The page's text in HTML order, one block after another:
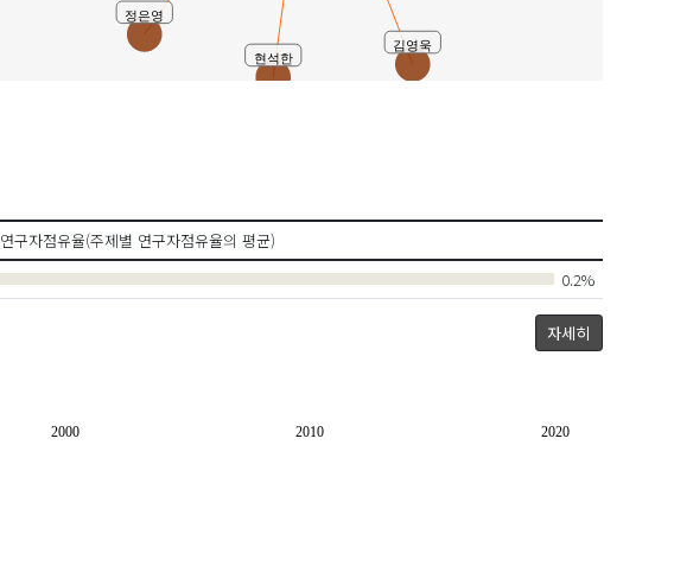
현석한
정은영
김영욱
연구자점유율(주제별 연구자점유율의 평균)
0.2%
자세히
2000 2010 2020